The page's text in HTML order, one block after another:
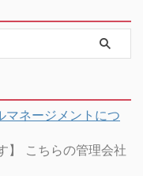
マネージメントにつ
】 こちらの管理会社